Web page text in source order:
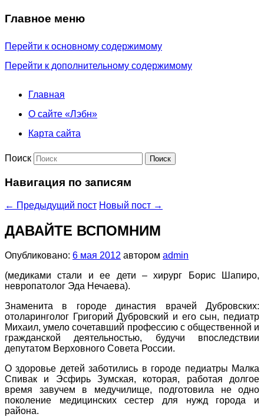
Главное меню
Перейти к основному содержимому
Перейти к дополнительному содержимому
Главная
О сайте «Лэбн»
Карта сайта
Поиск
Навигация по записям
← Предыдущий пост Новый пост →
ДАВАЙТЕ ВСПОМНИМ
Опубликовано: 6 мая 2012 автором admin
(медиками стали и ее дети – хирург Борис Шапиро,
невропатолог Эда Нечаева).
Знаменита в городе династия врачей Дубровских:
отоларинголог Григорий Дубровский и его сын, педиатр
Михаил, умело сочетавший профессию с общественной и
гражданской деятельностью, будучи впоследствии
депутатом Верховного Совета России.
О здоровье детей заботились в городе педиатры Малка
Спивак и Эсфирь Зумская, которая, работая долгое
время завучем в медучилище, подготовила не одно
поколение медицинских сестер для нужд города и
района.